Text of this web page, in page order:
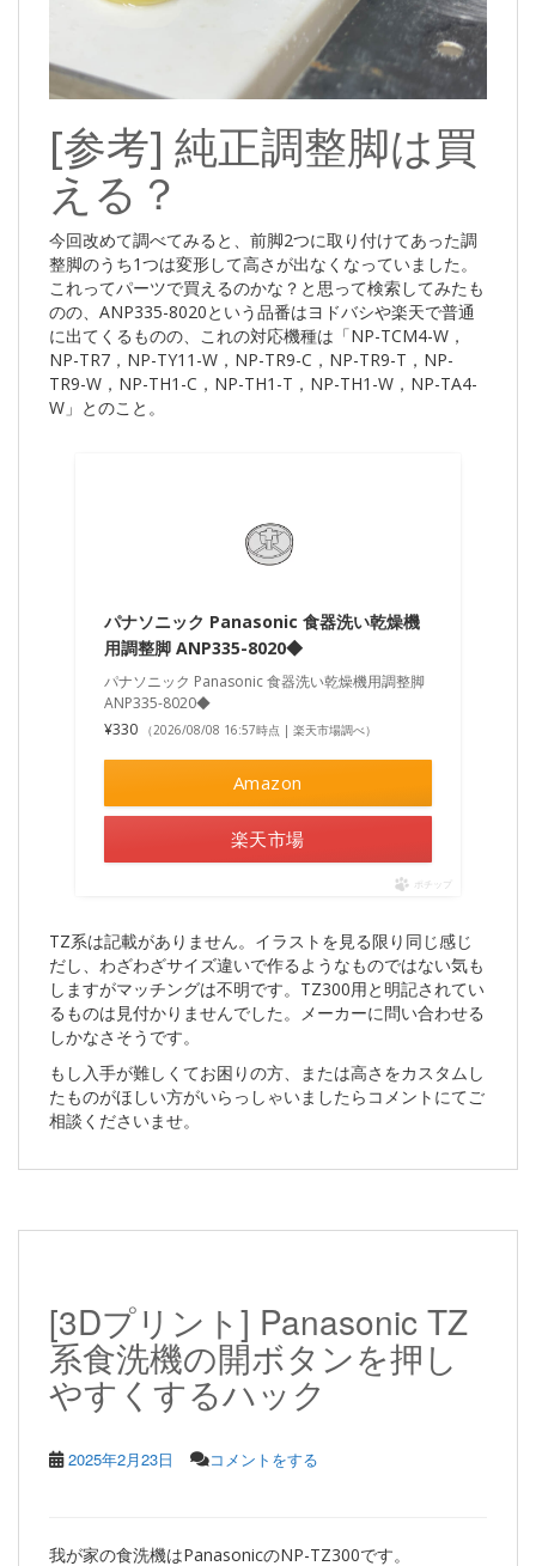
[参考] 純正調整脚は買
える？
今回改めて調べてみると、前脚2つに取り付けてあった調
整脚のうち1つは変形して高さが出なくなっていました。
これってパーツで買えるのかな？と思って検索してみたも
のの、ANP335-8020という品番はヨドバシや楽天で普通
に出てくるものの、これの対応機種は「NP-TCM4-W，
NP-TR7，NP-TY11-W，NP-TR9-C，NP-TR9-T，NP-
TR9-W，NP-TH1-C，NP-TH1-T，NP-TH1-W，NP-TA4-
W」とのこと。
パナソニック Panasonic 食器洗い乾燥機
用調整脚 ANP335-8020◆
パナソニック Panasonic 食器洗い乾燥機用調整脚
ANP335-8020◆
¥330
（2026/08/08 16:57時点 | 楽天市場調べ）
Amazon
楽天市場
ポチップ
TZ系は記載がありません。イラストを見る限り同じ感じ
だし、わざわざサイズ違いで作るようなものではない気も
しますがマッチングは不明です。TZ300用と明記されてい
るものは見付かりませんでした。メーカーに問い合わせる
しかなさそうです。
もし入手が難しくてお困りの方、または高さをカスタムし
たものがほしい方がいらっしゃいましたらコメントにてご
相談くださいませ。
[3Dプリント] Panasonic TZ
系食洗機の開ボタンを押し
やすくするハック
2025年2月23日 コメントをする
我が家の食洗機はPanasonicのNP-TZ300です。